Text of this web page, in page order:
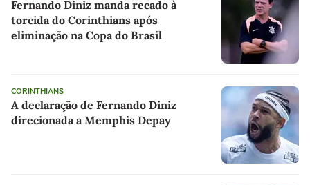
Fernando Diniz manda recado à
torcida do Corinthians após
eliminação na Copa do Brasil
CORINTHIANS
A declaração de Fernando Diniz
direcionada a Memphis Depay